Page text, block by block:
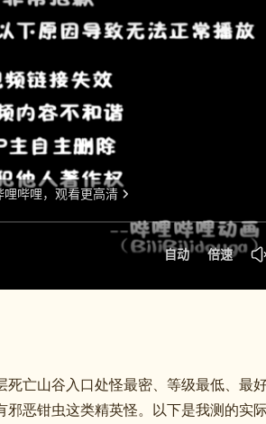
亡山谷入口处怪最密、等级最低、最
恶钳虫这类精英怪。以下是我测的实